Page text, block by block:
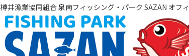
樽井漁業協同組合 泉南フィッシング・パーク SAZAN オフ